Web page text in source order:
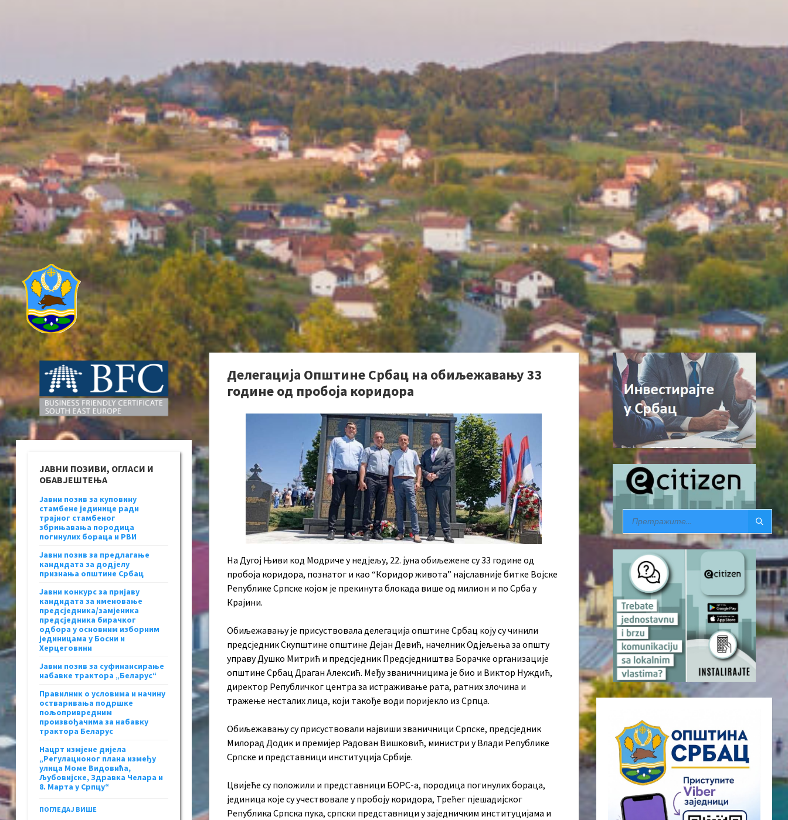
Делегација Општине Србац на обиљежавању 33
године од пробоја коридора
На Дугој Њиви код Модриче у недјељу, 22. јуна обиљежене су 33 године од
пробоја коридора, познатог и као “Коридор живота” најславније битке Војске
Републике Српске којом је прекинута блокада више од милион и по Срба у
Крајини.
Обиљежавању је присуствовала делегација општине Србац коју су чинили
предсједник Скупштине општине Дејан Девић, начелник Одјељења за општу
управу Душко Митрић и предсједник Предсједништва Борачке организације
општине Србац Драган Алексић. Међу званичницима је био и Виктор Нуждић,
директор Републичког центра за истраживање рата, ратних злочина и
тражење несталих лица, који такође води поријекло из Српца.
Обиљежавању су присуствовали највиши званичници Српске, предсједник
Милорад Додик и премијер Радован Вишковић, министри у Влади Републике
Српске и представници институција Србије.
Цвијеће су положили и представници БОРС-а, породица погинулих бораца,
јединица које су учествовале у пробоју коридора, Трећег пјешадијског
Република Српска пука, српски представници у заједничким институцијама и
ЈАВНИ ПОЗИВИ, ОГЛАСИ И
ОБАВЈЕШТЕЊА
Јавни позив за куповину
стамбене јединице ради
трајног стамбеног
збрињавања породица
погинулих бораца и РВИ
Јавни позив за предлагање
кандидата за додјелу
признања општине Србац
Јавни конкурс за пријаву
кандидата за именовање
предсједника/замјеника
предсједника бирачког
одбора у основним изборним
јединицама у Босни и
Херцеговини
Јавни позив за суфинансирање
набавке трактора „Беларус“
Правилник о условима и начину
остваривања подршке
пољопривредним
произвођачима за набавку
трактора Беларус
Нацрт измјене дијела
„Регулационог плана између
улица Моме Видовића,
Љубовијске, Здравка Челара и
8. Марта у Српцу“
ПОГЛЕДАЈ ВИШЕ